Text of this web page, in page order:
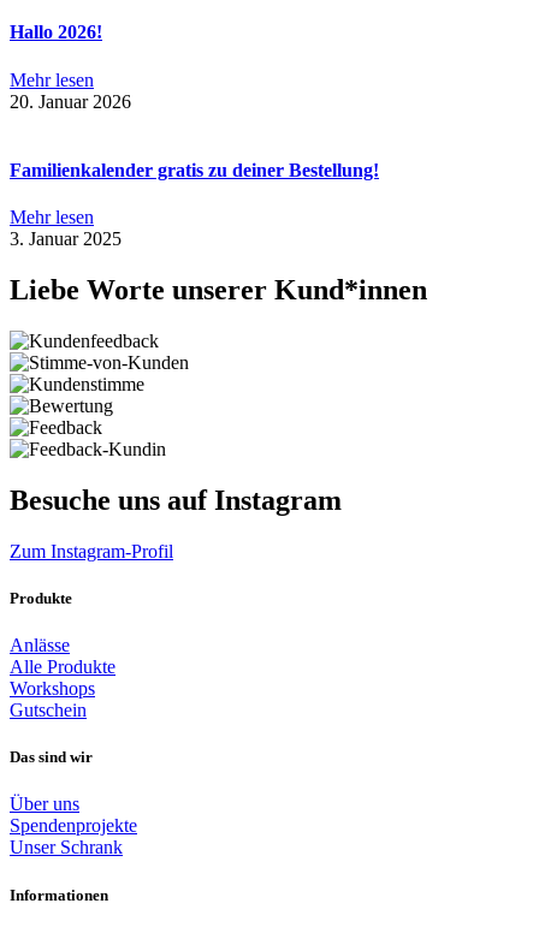
Hallo 2026!
Mehr lesen
20. Januar 2026
Familienkalender gratis zu deiner Bestellung!
Mehr lesen
3. Januar 2025
Liebe Worte unserer Kund*innen
Besuche uns auf Instagram
Zum Instagram-Profil
Produkte
Anlässe
Alle Produkte
Workshops
Gutschein
Das sind wir
Über uns
Spendenprojekte
Unser Schrank
Informationen